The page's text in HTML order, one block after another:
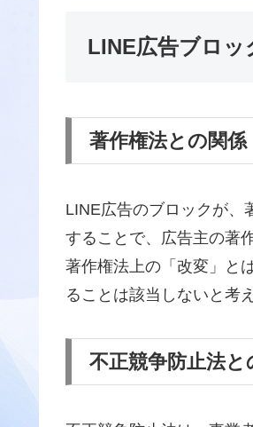
LINE広告ブロッ
著作権法との関係
LINE広告のブロックが、
することで、広告主の著
著作権法上の「改変」と
ることは該当しないと考
不正競争防止法と